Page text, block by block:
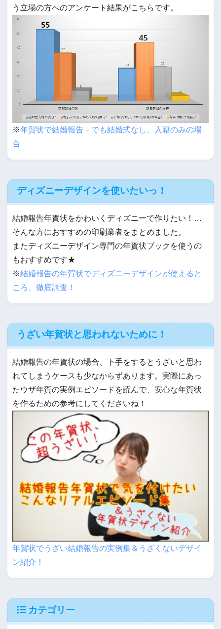
う立場の方へのアンケート結果がこちらです。
※年賀状で結婚報告－でも結婚式なし、入籍のみの場
合
ディズニーデザインを使いたいっ！
結婚報告年賀状をかわいくディズニーで作りたい！…
そんな方におすすめの印刷業者をまとめました。
またディズニーデザイン専門の年賀状ブックを使うの
もおすすめです★
※結婚報告の年賀状でディズニーデザインが使えると
ころ、徹底調査！
うざい年賀状と思われないために！
結婚報告の年賀状の場合、下手をするとうざいと思わ
れてしまうケースも少なからずあります。実際にあっ
たウザ年賀の実例エピソードを読んで、安心な年賀状
を作るための参考にしてくださいね！
年賀状でうざい結婚報告の実例集＆うざくないデザイ
ン紹介！
カテゴリー